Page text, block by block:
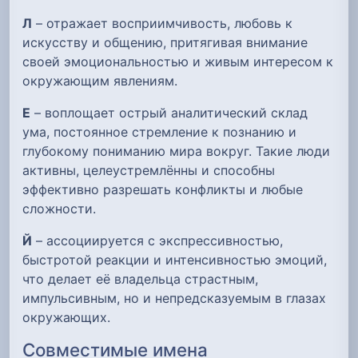
Л – отражает восприимчивость, любовь к
искусству и общению, притягивая внимание
своей эмоциональностью и живым интересом к
окружающим явлениям.
Е – воплощает острый аналитический склад
ума, постоянное стремление к познанию и
глубокому пониманию мира вокруг. Такие люди
активны, целеустремлённы и способны
эффективно разрешать конфликты и любые
сложности.
Й – ассоциируется с экспрессивностью,
быстротой реакции и интенсивностью эмоций,
что делает её владельца страстным,
импульсивным, но и непредсказуемым в глазах
окружающих.
Совместимые имена